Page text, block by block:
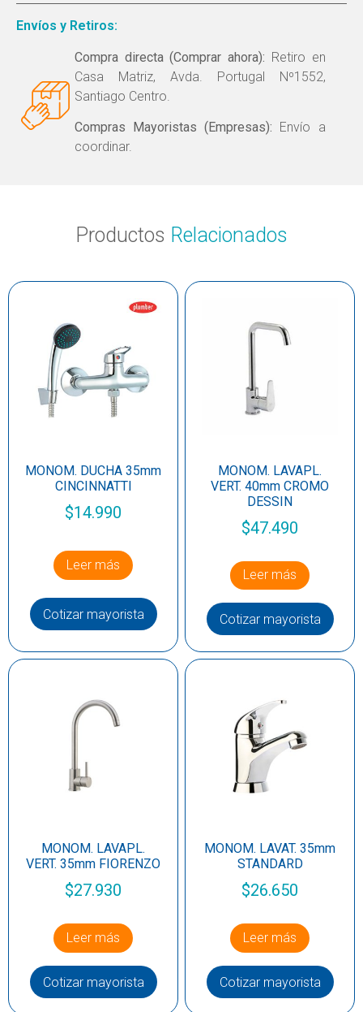
Envíos y Retiros:
Compra directa (Comprar ahora): Retiro en
Casa Matriz, Avda. Portugal Nº1552,
Santiago Centro.
Compras Mayoristas (Empresas): Envío a
coordinar.
Productos Relacionados
MONOM. DUCHA 35mm
CINCINNATTI
$14.990
Leer más
Cotizar mayorista
MONOM. LAVAPL.
VERT. 40mm CROMO
DESSIN
$47.490
Leer más
Cotizar mayorista
MONOM. LAVAPL.
VERT. 35mm FIORENZO
$27.930
Leer más
Cotizar mayorista
MONOM. LAVAT. 35mm
STANDARD
$26.650
Leer más
Cotizar mayorista